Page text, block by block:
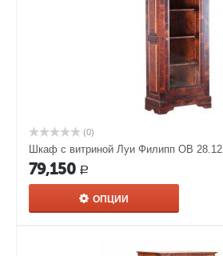
(0)
Шкаф с витриной Луи Филипп ОВ 28.12
79,150 Р
ОПЦИИ